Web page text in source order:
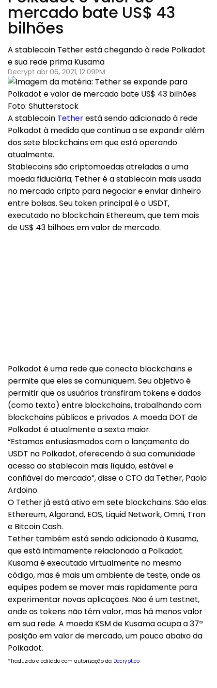
mercado bate US$ 43
bilhões
A stablecoin Tether está chegando à rede Polkadot
e sua rede prima Kusama
Decrypt abr 06, 2021, 12:09PM
Foto: Shutterstock
A stablecoin Tetherestá sendo adicionado à rede
Polkadot à medida que continua a se expandir além
dos sete blockchains em que está operando
atualmente.
Stablecoins são criptomoedas atreladas a uma
moeda fiduciária; Tether é a stablecoin mais usada
no mercado cripto para negociar e enviar dinheiro
entre bolsas. Seu token principal é o USDT,
executado no blockchain Ethereum, que tem mais
de US$ 43 bilhões em valor de mercado.
Polkadot é uma rede que conecta blockchains e
permite que eles se comuniquem. Seu objetivo é
permitir que os usuários transfiram tokens e dados
(como texto) entre blockchains, trabalhando com
blockchains públicos e privados. A moeda DOT de
Polkadot é atualmente a sexta maior.
“Estamos entusiasmados com o lançamento do
USDT na Polkadot, oferecendo à sua comunidade
acesso ao stablecoin mais líquido, estável e
confiável do mercado”, disse o CTO da Tether, Paolo
Ardoino.
O Tether já está ativo em sete blockchains. São elas:
Ethereum, Algorand, EOS, Liquid Network, Omni, Tron
e Bitcoin Cash.
Tether também está sendo adicionado à Kusama,
que está intimamente relacionado a Polkadot.
Kusama é executado virtualmente no mesmo
código, mas é mais um ambiente de teste, onde as
equipes podem se mover mais rapidamente para
experimentar novas aplicações. Não é um testnet,
onde os tokens não têm valor, mas há menos valor
em sua rede. A moeda KSM de Kusama ocupa a 37ª
posição em valor de mercado, um pouco abaixo da
Polkadot.
*Traduzido e editado com autorização da Decrypt.co